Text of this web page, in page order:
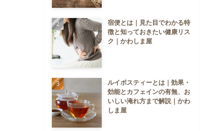
宿便とは｜見た目でわかる特
徴と知っておきたい健康リス
ク｜かわしま屋
ルイボスティーとは｜効果・
効能とカフェインの有無、お
いしい淹れ方まで解説｜かわ
しま屋